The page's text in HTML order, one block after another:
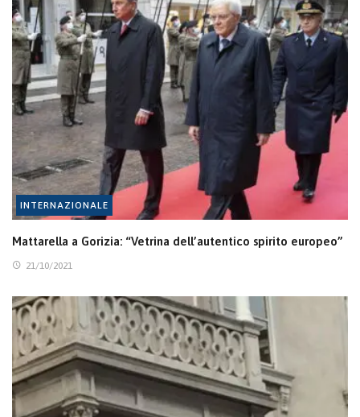
INTERNAZIONALE
Mattarella a Gorizia: “Vetrina dell’autentico spirito europeo”
21/10/2021